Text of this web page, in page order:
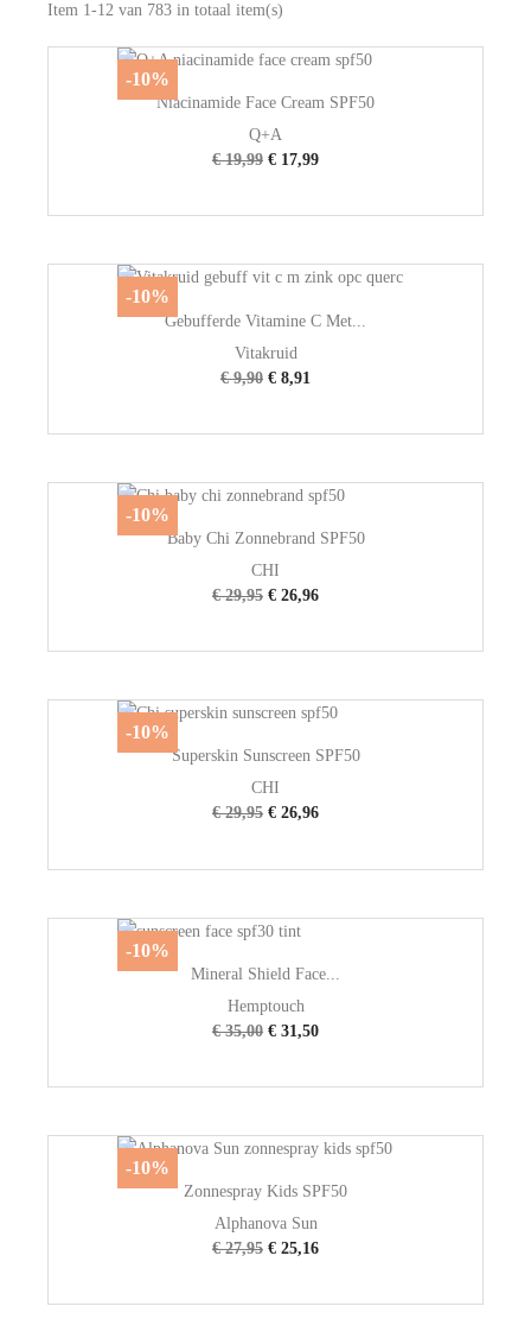
Item 1-12 van 783 in totaal item(s)
Niacinamide Face Cream SPF50
Q+A
€ 19,99 € 17,99
-10%
Gebufferde Vitamine C Met...
Vitakruid
€ 9,90 € 8,91
-10%
Baby Chi Zonnebrand SPF50
CHI
€ 29,95 € 26,96
-10%
Superskin Sunscreen SPF50
CHI
€ 29,95 € 26,96
-10%
Mineral Shield Face...
Hemptouch
€ 35,00 € 31,50
-10%
Zonnespray Kids SPF50
Alphanova Sun
€ 27,95 € 25,16
-10%